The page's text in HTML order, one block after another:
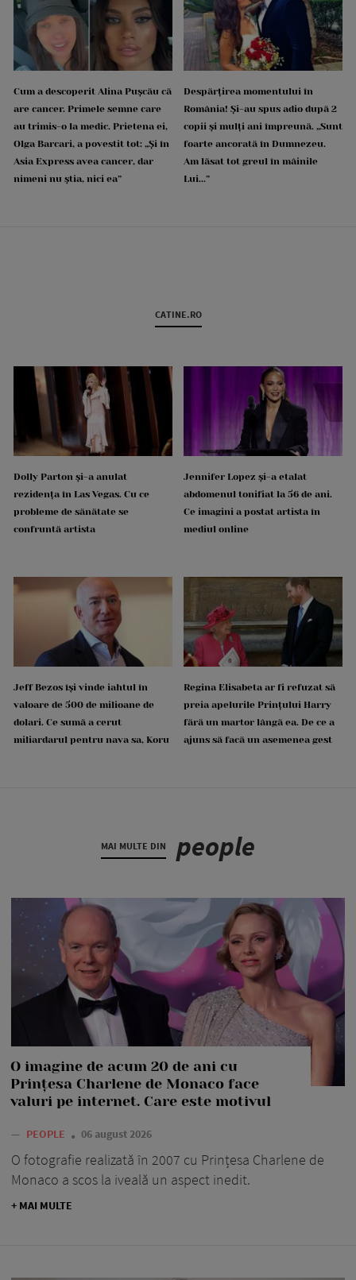
Cum a descoperit Alina Pușcău că
are cancer. Primele semne care
au trimis-o la medic. Prietena ei,
Olga Barcari, a povestit tot: „Și în
Asia Express avea cancer, dar
nimeni nu știa, nici ea”
Despărțirea momentului în
România! Și-au spus adio după 2
copii și mulți ani împreună. „Sunt
foarte ancorată în Dumnezeu.
Am lăsat tot greul în mâinile
Lui...”
CATINE.RO
Dolly Parton și-a anulat
rezidența în Las Vegas. Cu ce
probleme de sănătate se
confruntă artista
Jennifer Lopez și-a etalat
abdomenul tonifiat la 56 de ani.
Ce imagini a postat artista în
mediul online
Jeff Bezos își vinde iahtul în
valoare de 500 de milioane de
dolari. Ce sumă a cerut
miliardarul pentru nava sa, Koru
Regina Elisabeta ar fi refuzat să
preia apelurile Prințului Harry
fără un martor lângă ea. De ce a
ajuns să facă un asemenea gest
MAI MULTE DIN people
O imagine de acum 20 de ani cu
Prințesa Charlene de Monaco face
valuri pe internet. Care este motivul
— PEOPLE 06 august 2026
O fotografie realizată în 2007 cu Prințesa Charlene de
Monaco a scos la iveală un aspect inedit.
+ MAI MULTE